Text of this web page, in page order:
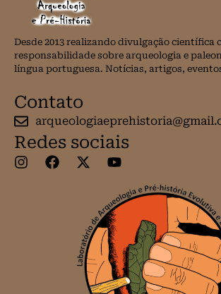
Desde 2013 realizando divulgação científica
responsabilidade sobre arqueologia e
língua portuguesa. Notícias, artigos,
Contato
Redes sociais